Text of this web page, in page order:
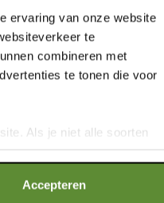
ervaring van onze website
te
combineren met
te tonen die voor
Als je niet alle soorten
wat wel gevolgen kan
Accepteren